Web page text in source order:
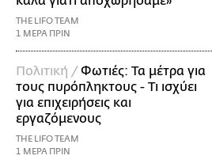
THE LIFO TEAM
1 ΜΕΡΑ ΠΡΙΝ
Πολιτική / Φωτιές: Τα μέτρα για
τους πυρόπληκτους - Τι ισχύει
για επιχειρήσεις και
εργαζόμενους
THE LIFO TEAM
1 ΜΕΡΑ ΠΡΙΝ